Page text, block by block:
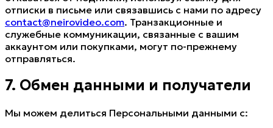
отписки в письме или связавшись с нами по адресу
contact@neirovideo.com. Транзакционные и
служебные коммуникации, связанные с вашим
аккаунтом или покупками, могут по-прежнему
отправляться.
7. Обмен данными и получатели
Мы можем делиться Персональными данными с: